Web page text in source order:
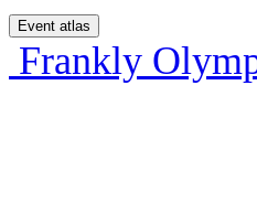
Event atlas
Frankly